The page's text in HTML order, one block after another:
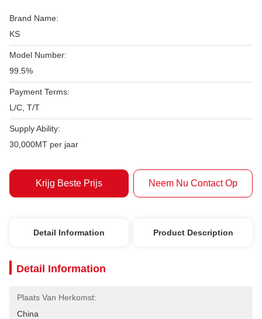
Brand Name:
KS
Model Number:
99.5%
Payment Terms:
L/C, T/T
Supply Ability:
30,000MT per jaar
Krijg Beste Prijs Neem Nu Contact Op
Detail Information Product Description
Detail Information
Plaats Van Herkomst:
China